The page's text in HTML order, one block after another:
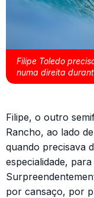
Filipe Toledo
numa direita
Filipe, o outro
Rancho, ao lado
quando precisava
especialidade,
por cansaço, por